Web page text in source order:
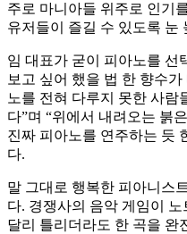
주로 마니아들 위주로 인기
유저들이 즐길 수 있도록 눈
임 대표가 굳이 피아노를 선
보고 싶어 했을 법 한 향수
노를 전혀 다루지 못한 사람
다”며 “위에서 내려오는 붉
진짜 피아노를 연주하는 듯
다.
말 그대로 행복한 피아니스
다. 경쟁사의 음악 게임이
달리 틀리더라도 한 곡을 완